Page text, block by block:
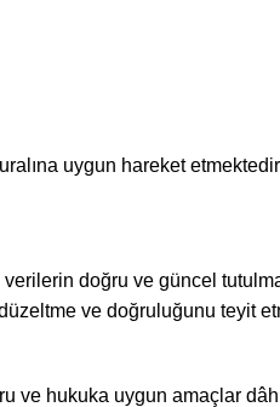
uygun hareket
doğru ve güncel
ve doğruluğunu teyit
ve hukuka uygun amaçlar